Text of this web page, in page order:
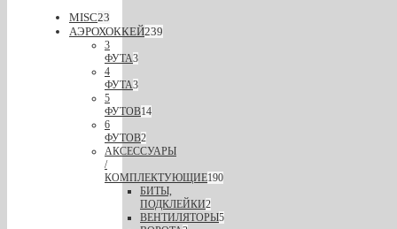
MISC23
АЭРОХОККЕЙ239
3
ФУТА3
4
ФУТА3
5
ФУТОВ14
6
ФУТОВ2
АКСЕССУАРЫ
/
КОМПЛЕКТУЮЩИЕ190
БИТЫ,
ПОДКЛЕЙКИ2
ВЕНТИЛЯТОРЫ5